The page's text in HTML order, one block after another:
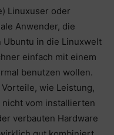
Linuxuser oder
Anwender, die
in die Linuxwelt
einfach mit einem
benutzen wollen.
wie Leistung,
vom installierten
verbauten Hardware